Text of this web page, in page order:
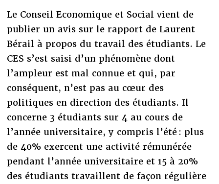
Le Conseil Economique et Social vient de
publier un avis sur le rapport de Laurent
Bérail à propos du travail des étudiants. Le
CES s’est saisi d’un phénomène dont
l’ampleur est mal connue et qui, par
conséquent, n’est pas au cœur des
politiques en direction des étudiants. Il
concerne 3 étudiants sur 4 au cours de
l’année universitaire, y compris l’été : plus
de 40% exercent une activité rémunérée
pendant l’année universitaire et 15 à 20%
des étudiants travaillent de façon régulière